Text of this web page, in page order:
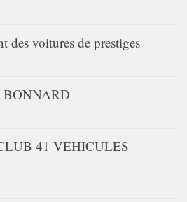
des voitures de prestiges
41 VEHICULES